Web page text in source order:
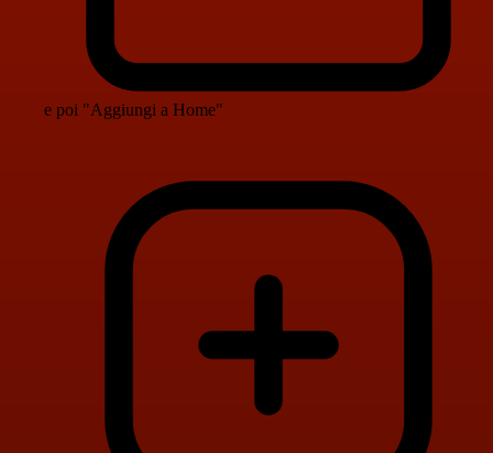
e poi "Aggiungi a Home"